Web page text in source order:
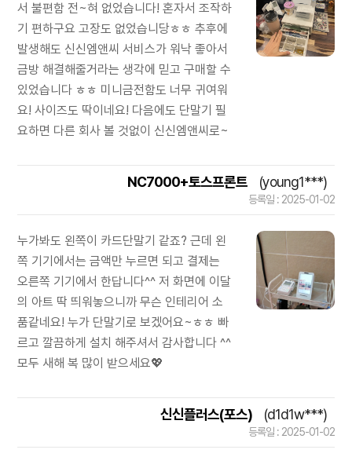
서 불편함 전~혀 없었습니다! 혼자서 조작하
기 편하구요 고장도 없었습니당ㅎㅎ 추후에
발생해도 신신엠앤씨 서비스가 워낙 좋아서
금방 해결해줄거라는 생각에 믿고 구매할 수
있었습니다 ㅎㅎ 미니금전함도 너무 귀여워
요! 사이즈도 딱이네요! 다음에도 단말기 필
요하면 다른 회사 볼 것없이 신신엠앤씨로~
NC7000+토스프론트 (young1***)
등록일 : 2025-01-02
누가봐도 왼쪽이 카드단말기 같죠? 근데 왼
쪽 기기에서는 금액만 누르면 되고 결제는
오른쪽 기기에서 한답니다^^ 저 화면에 이달
의 아트 딱 띄워놓으니까 무슨 인테리어 소
품같네요! 누가 단말기로 보겠어요~ㅎㅎ 빠
르고 깔끔하게 설치 해주셔서 감사합니다 ^^
모두 새해 복 많이 받으세요💖
신신플러스(포스) (d1d1w***)
등록일 : 2025-01-02